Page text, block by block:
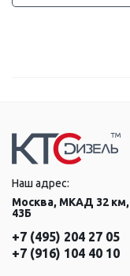
Наш адрес:
Москва, МКАД 32 км,
43Б
+7 (495) 204 27 05
+7 (916) 104 40 10